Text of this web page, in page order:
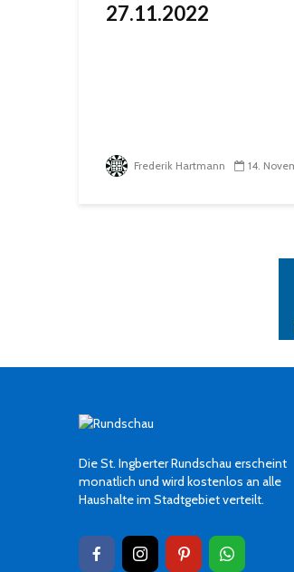
27.11.2022
Frederik Hartmann 14.
Die St. Ingberter Rundschau erscheint
monatlich und wird kostenlos an alle
Haushalte im Stadtgebiet verteilt.